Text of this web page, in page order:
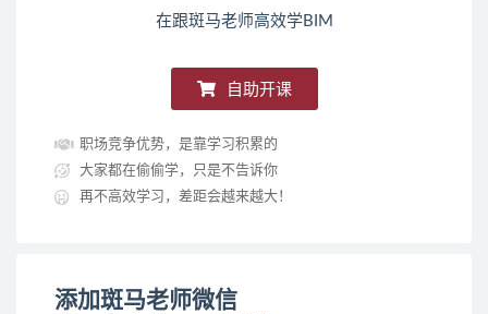
在跟斑马老师高效学BIM
自助开课
职场竞争优势，是靠学习积累的
大家都在偷偷学，只是不告诉你
再不高效学习，差距会越来越大！
添加斑马老师微信